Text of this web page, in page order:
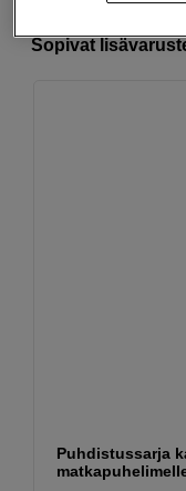
Sopivat
Puhdistussarja